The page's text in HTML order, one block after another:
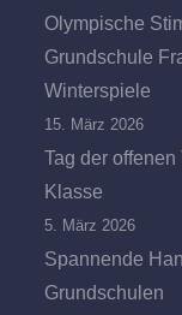
Olympische
Grundschule
Winterspiele
15. März 2026
Tag der
Klasse
5. März 2026
Spannende
Grundschulen